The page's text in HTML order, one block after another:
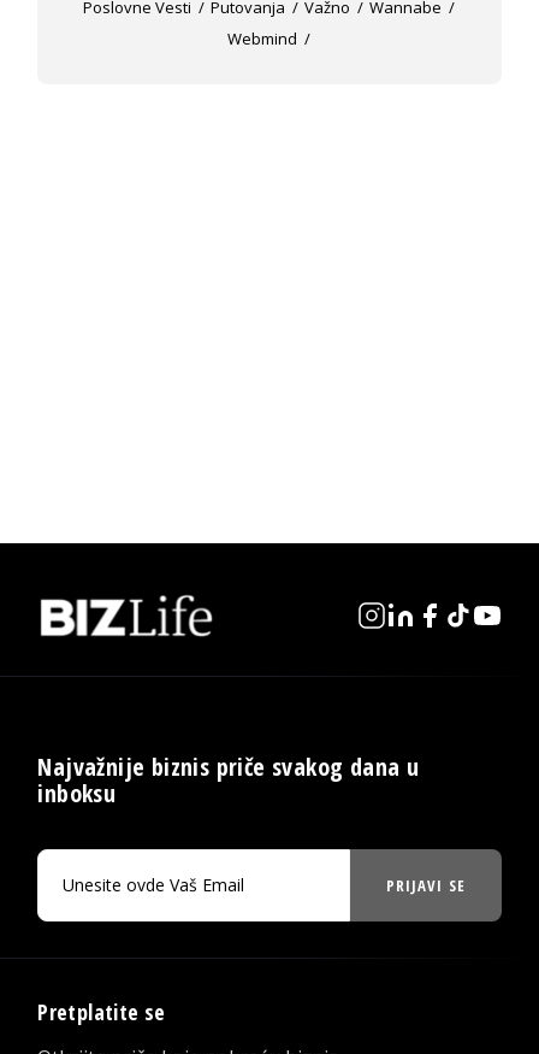
Poslovne Vesti
Putovanja Važno
Wannabe
Webmind
Najvažnije biznis priče svakog dana u
inboksu
PRIJAVI SE
Pretplatite se